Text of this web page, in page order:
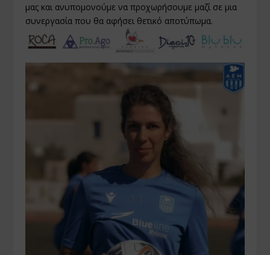
μας και ανυπομονούμε να προχωρήσουμε μαζί σε μια
συνεργασία που θα αφήσει θετικό αποτύπωμα.